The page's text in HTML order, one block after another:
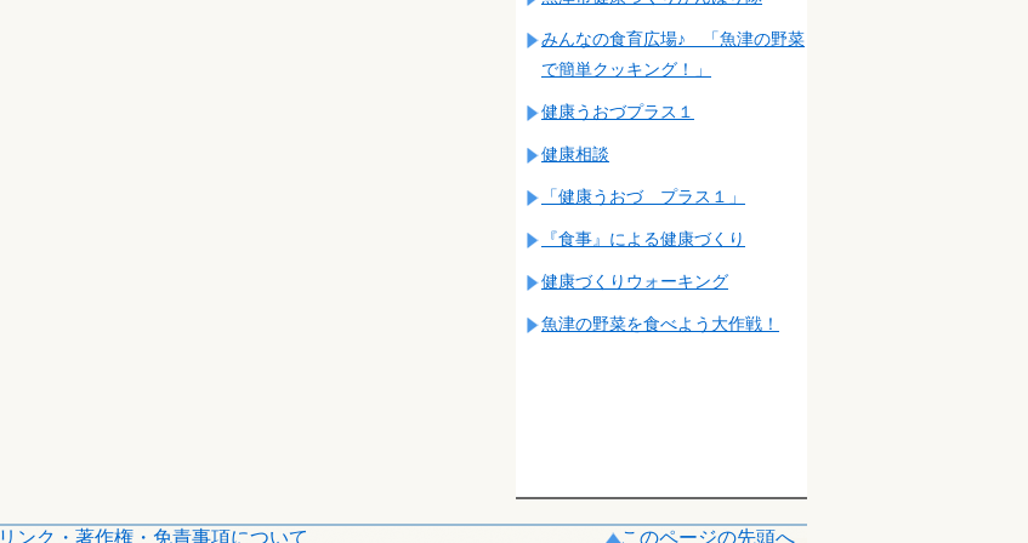
みんなの食育広場♪ 「魚津の野菜
で簡単クッキング！」
健康うおづプラス１
健康相談
「健康うおづ プラス１」
『食事』による健康づくり
健康づくりウォーキング
魚津の野菜を食べよう大作戦！
リンク・著作権・免責事項について このページの先頭へ